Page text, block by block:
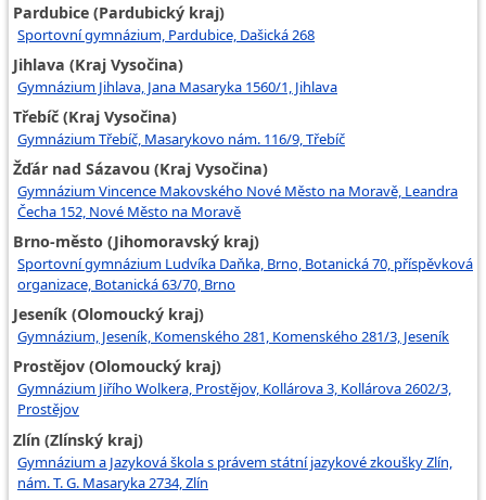
Pardubice (Pardubický kraj)
Sportovní gymnázium, Pardubice, Dašická 268
Jihlava (Kraj Vysočina)
Gymnázium Jihlava, Jana Masaryka 1560/1, Jihlava
Třebíč (Kraj Vysočina)
Gymnázium Třebíč, Masarykovo nám. 116/9, Třebíč
Žďár nad Sázavou (Kraj Vysočina)
Gymnázium Vincence Makovského Nové Město na Moravě, Leandra
Čecha 152, Nové Město na Moravě
Brno-město (Jihomoravský kraj)
Sportovní gymnázium Ludvíka Daňka, Brno, Botanická 70, příspěvková
organizace, Botanická 63/70, Brno
Jeseník (Olomoucký kraj)
Gymnázium, Jeseník, Komenského 281, Komenského 281/3, Jeseník
Prostějov (Olomoucký kraj)
Gymnázium Jiřího Wolkera, Prostějov, Kollárova 3, Kollárova 2602/3,
Prostějov
Zlín (Zlínský kraj)
Gymnázium a Jazyková škola s právem státní jazykové zkoušky Zlín,
nám. T. G. Masaryka 2734, Zlín